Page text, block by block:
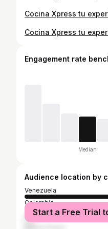
Engagement rate
Median
Audience location by
Venezuela
Colombia
Chile
Start a Free Trial